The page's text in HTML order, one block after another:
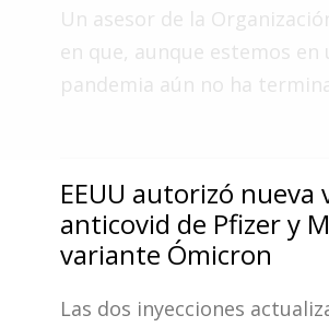
Fúnebres
Un asesor de la
en que, aunque estemos
pandemia aún no ha
EEUU autorizó nueva
anticovid de Pfizer y
variante Ómicron
Las dos inyecciones